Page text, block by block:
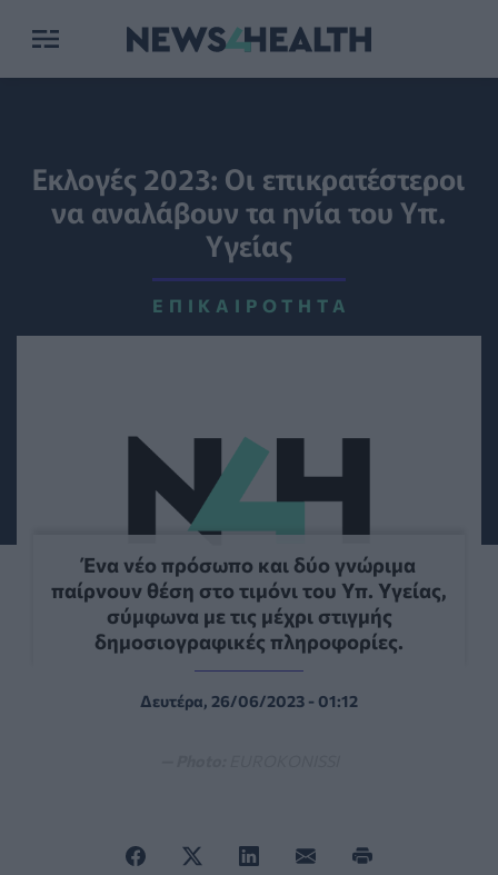
Εκλογές 2023: Οι επικρατέστεροι
να αναλάβουν τα ηνία του Υπ.
Υγείας
ΕΠΙΚΑΙΡΌΤΗΤΑ
Ένα νέο πρόσωπο και δύο γνώριμα
παίρνουν θέση στο τιμόνι του Υπ. Υγείας,
σύμφωνα με τις μέχρι στιγμής
δημοσιογραφικές πληροφορίες.
Δευτέρα, 26/06/2023 - 01:12